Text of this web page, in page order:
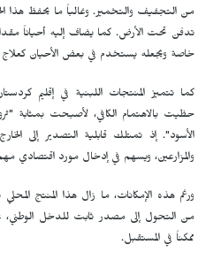
من التجفيف والتخمير. وغالباً ما يحفظ هذا
تدفن تحت الأرض. كما يضاف إليه أحياناً
خاصة ويجعله يستخدم في بعض الأحيان كعلاج
كما تتميز المنتجات اللبنية في إقليم كردستان
حظيت بالاهتمام الكافي، لأصبحت بمثابة
الأسود". إذ تمتلك قابلية التصدير إلى
والمزارعين، ويسهم في إدخال مورد اقتصادي مهم
ورغم هذه الإمكانات، ما زال هذا المنتج المحلي
من التحول إلى مصدر ثابت للدخل
ممكناً في المستقبل.